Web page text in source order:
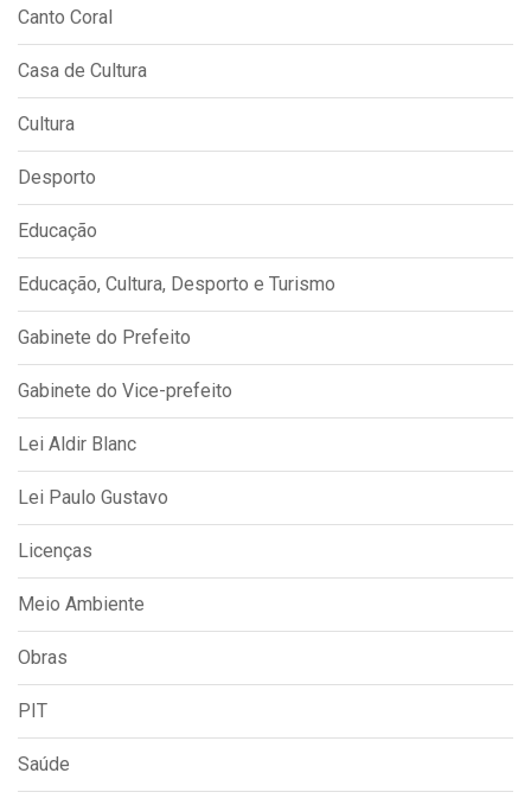
Canto Coral
Casa de Cultura
Cultura
Desporto
Educação
Educação, Cultura, Desporto e Turismo
Gabinete do Prefeito
Gabinete do Vice-prefeito
Lei Aldir Blanc
Lei Paulo Gustavo
Licenças
Meio Ambiente
Obras
PIT
Saúde